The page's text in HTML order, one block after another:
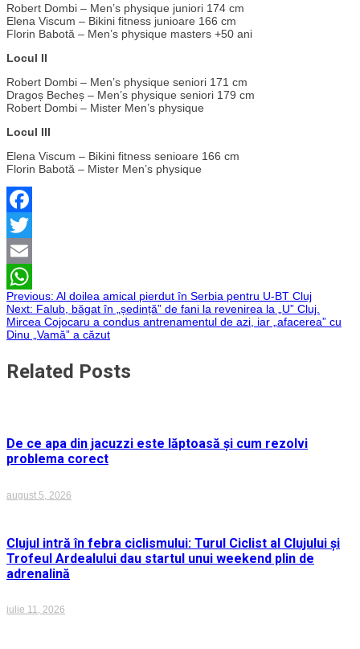
Robert Dombi – Men’s physique juniori 174 cm
Elena Viscum – Bikini fitness junioare 166 cm
Florin Babotă – Men’s physique masters +50 ani
Locul II
Robert Dombi – Men’s physique seniori 171 cm
Dragoș Becheș – Men’s physique seniori 179 cm
Robert Dombi – Mister Men’s physique
Locul III
Elena Viscum – Bikini fitness senioare 166 cm
Florin Babotă – Mister Men’s physique
Facebook
Twitter
Email
WhatsApp
Navigare
în
articole
Previous: Al doilea amical pierdut în Serbia pentru U-BT Cluj
Next: Falub, băgat în „ședință” de fani la revenirea la „U” Cluj.
Mircea Cojocaru a condus antrenamentul de azi, iar „afacerea” cu
Dinu „Vamă” a căzut
Related Posts
De ce apa din jacuzzi este lăptoasă și cum rezolvi
problema corect
august 5, 2026
Clujul intră în febra ciclismului: Turul Ciclist al Clujului și
Trofeul Ardealului dau startul unui weekend plin de
adrenalină
iulie 11, 2026